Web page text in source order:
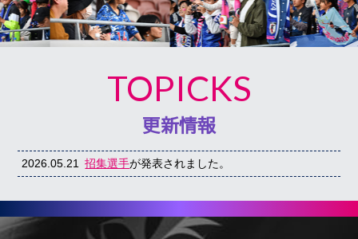
TOPICKS
更新情報
2026.05.21 招集選手が発表されました。